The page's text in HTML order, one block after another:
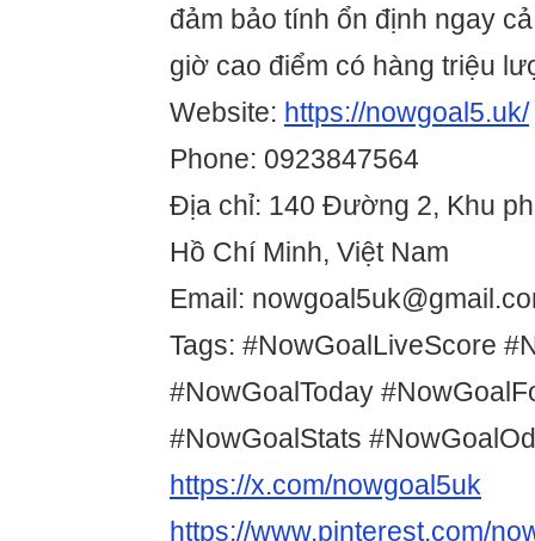
đảm bảo tính ổn định ngay
giờ cao điểm có hàng triệu
Website: https://nowgoal5.uk/
Phone: 0923847564
Địa chỉ: 140 Đường 2, Khu
Hồ Chí Minh, Việt Nam
Email:
Tags: #NowGoalLiveScore
#NowGoalToday
#NowGoalStats
https://x.com/nowgoal5uk
https://www.pinterest.com/